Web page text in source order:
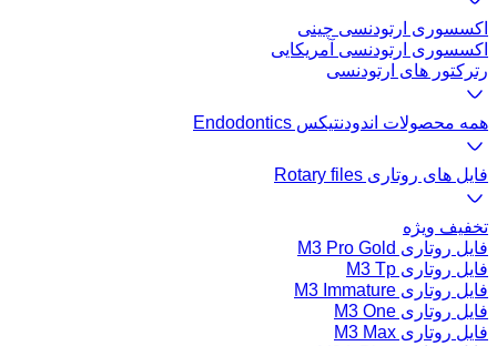
اکسسوری ارتودنسی چینی
اکسسوری ارتودنسی آمریکایی
رترکتور های ارتودنسی
همه محصولات اندودنتیکس Endodontics
فایل های روتاری Rotary files
تخفیف ویژه
فایل روتاری M3 Pro Gold
فایل روتاری M3 Tp
فایل روتاری M3 Immature
فایل روتاری M3 One
فایل روتاری M3 Max